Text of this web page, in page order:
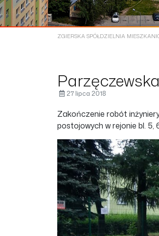
ZGIERSKA SPÓŁDZIELNIA
27 lipca 2018
Zakończenie robót
postojowych w rejonie bl. 5,